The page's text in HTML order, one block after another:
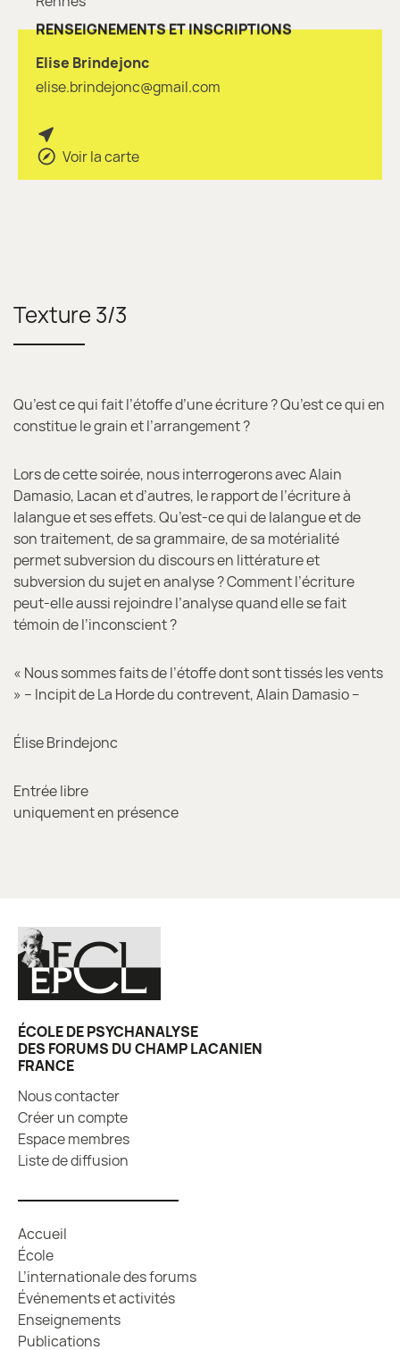
RENSEIGNEMENTS ET INSCRIPTIONS
Elise Brindejonc
elise.brindejonc@gmail.com
Voir la carte
Texture 3/3
Qu’est ce qui fait l’étoffe d’une écriture ? Qu’est ce qui en
constitue le grain et l’arrangement ?
Lors de cette soirée, nous interrogerons avec Alain
Damasio, Lacan et d’autres, le rapport de l’écriture à
lalangue et ses effets. Qu’est-ce qui de lalangue et de
son traitement, de sa grammaire, de sa motérialité
permet subversion du discours en littérature et
subversion du sujet en analyse ? Comment l’écriture
peut-elle aussi rejoindre l’analyse quand elle se fait
témoin de l’inconscient ?
« Nous sommes faits de l’étoffe dont sont tissés les vents
» – Incipit de La Horde du contrevent, Alain Damasio –
Élise Brindejonc
Entrée libre
uniquement en présence
ÉCOLE DE PSYCHANALYSE
DES FORUMS DU CHAMP LACANIEN
FRANCE
Nous contacter
Créer un compte
Espace membres
Liste de diffusion
Accueil
École
L’internationale des forums
Événements et activités
Enseignements
Publications